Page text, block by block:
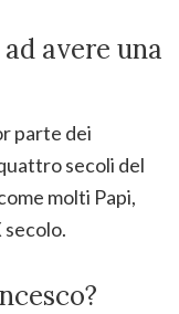
avere una
parte dei
secoli del
molti Papi,
secolo.